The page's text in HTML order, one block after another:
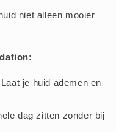
niet alleen mooier
Laat je huid ademen en
dag zitten zonder bij